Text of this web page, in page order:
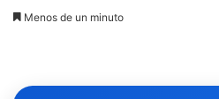
Menos de un minuto